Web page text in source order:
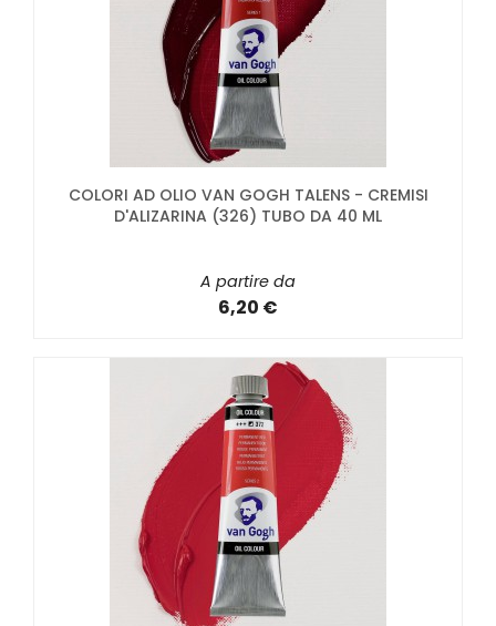
COLORI AD OLIO VAN GOGH TALENS - CREMISI
D'ALIZARINA (326) TUBO DA 40 ML
A partire da
6,20 €